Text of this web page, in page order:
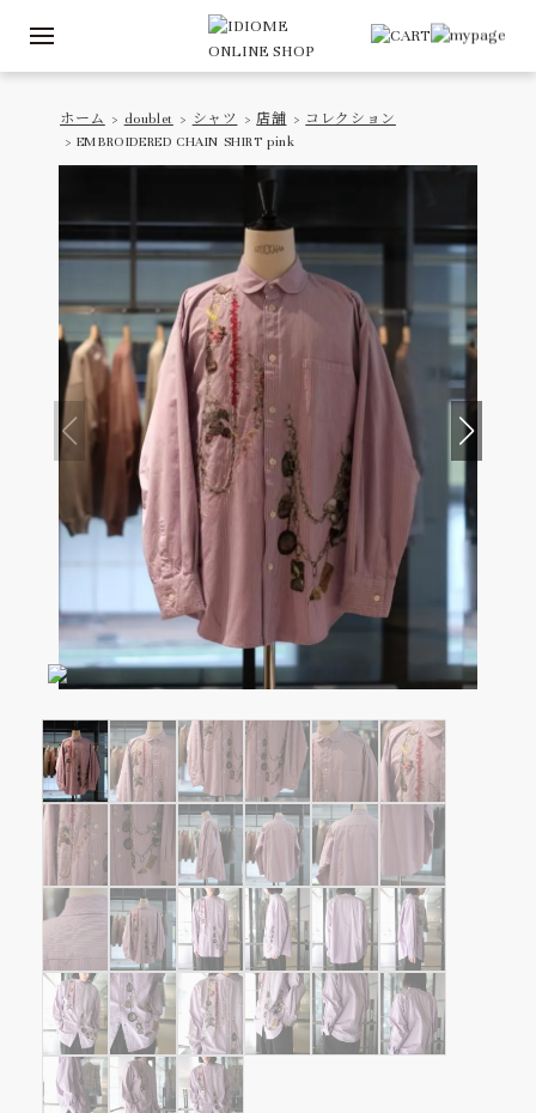
ホーム > doublet > シャツ > 店舗 > コレクション
> EMBROIDERED CHAIN SHIRT pink